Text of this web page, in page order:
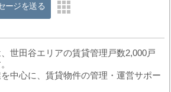
ージを送る
世田谷エリアの賃貸管理戸数2,000戸
中心に、賃貸物件の管理・運営サポー